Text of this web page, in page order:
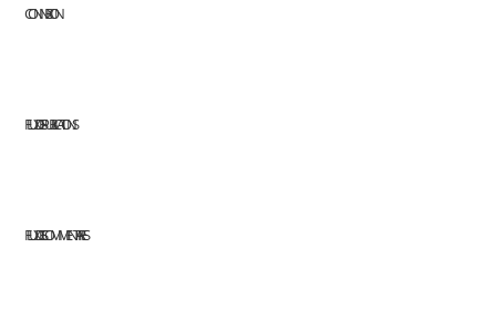
CONNEXION
FLUX DES PUBLICATIONS
FLUX DES COMMENTAIRES